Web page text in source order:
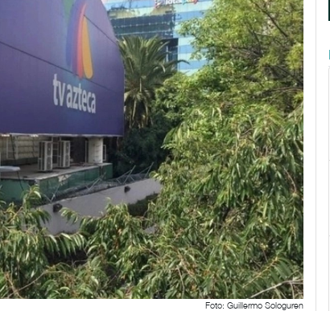
Foto: Guillermo Sologuren